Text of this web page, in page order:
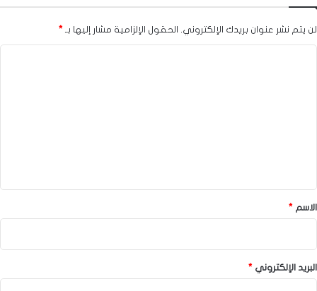
لن يتم نشر عنوان بريدك الإلكتروني. الحقول الإلزامية مشار إليها بـ *
*
الاسم *
البريد الإلكتروني *